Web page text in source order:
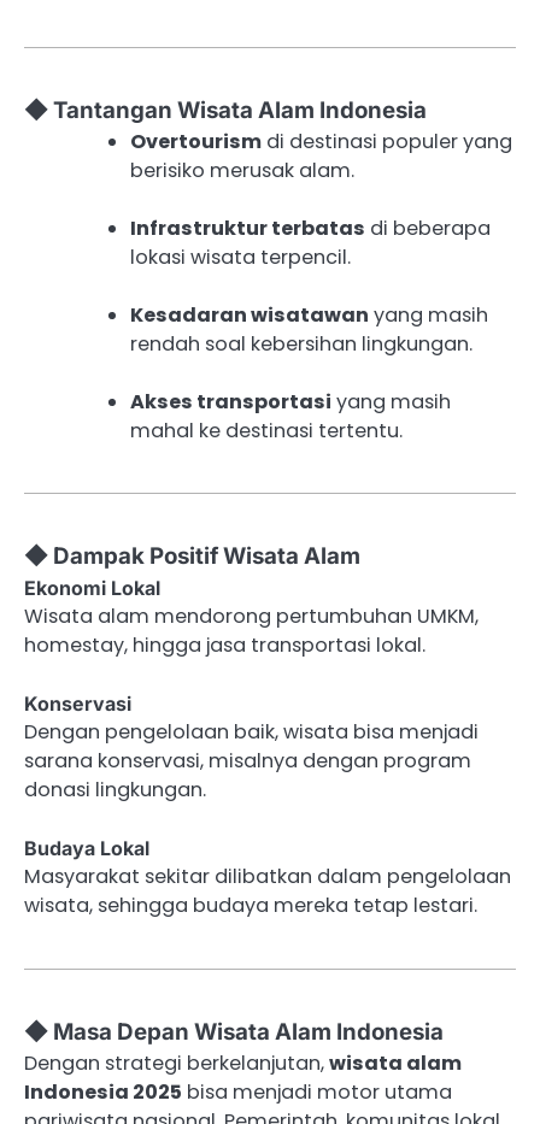
◆ Tantangan Wisata Alam Indonesia
Overtourism di destinasi populer yang
berisiko merusak alam.
Infrastruktur terbatas di beberapa
lokasi wisata terpencil.
Kesadaran wisatawan yang masih
rendah soal kebersihan lingkungan.
Akses transportasi yang masih
mahal ke destinasi tertentu.
◆ Dampak Positif Wisata Alam
Ekonomi Lokal
Wisata alam mendorong pertumbuhan UMKM,
homestay, hingga jasa transportasi lokal.
Konservasi
Dengan pengelolaan baik, wisata bisa menjadi
sarana konservasi, misalnya dengan program
donasi lingkungan.
Budaya Lokal
Masyarakat sekitar dilibatkan dalam pengelolaan
wisata, sehingga budaya mereka tetap lestari.
◆ Masa Depan Wisata Alam Indonesia
Dengan strategi berkelanjutan,wisata alam
Indonesia 2025 bisa menjadi motor utama